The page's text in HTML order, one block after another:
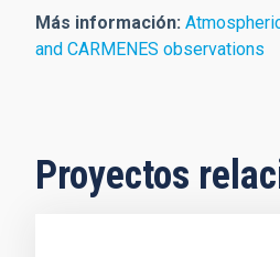
Más información:
and CARMENES observations
Proyectos